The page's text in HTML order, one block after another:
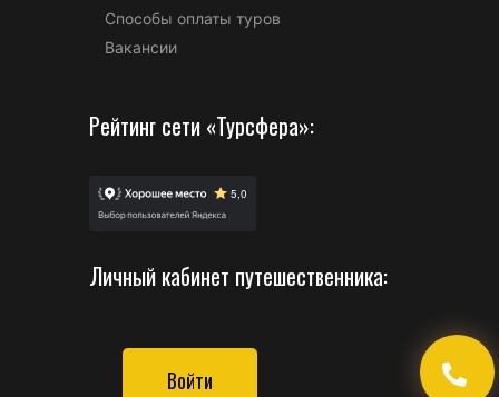
Способы оплаты туров
Вакансии
Рейтинг сети «Турсфера»:
Личный кабинет путешественника:
Войти